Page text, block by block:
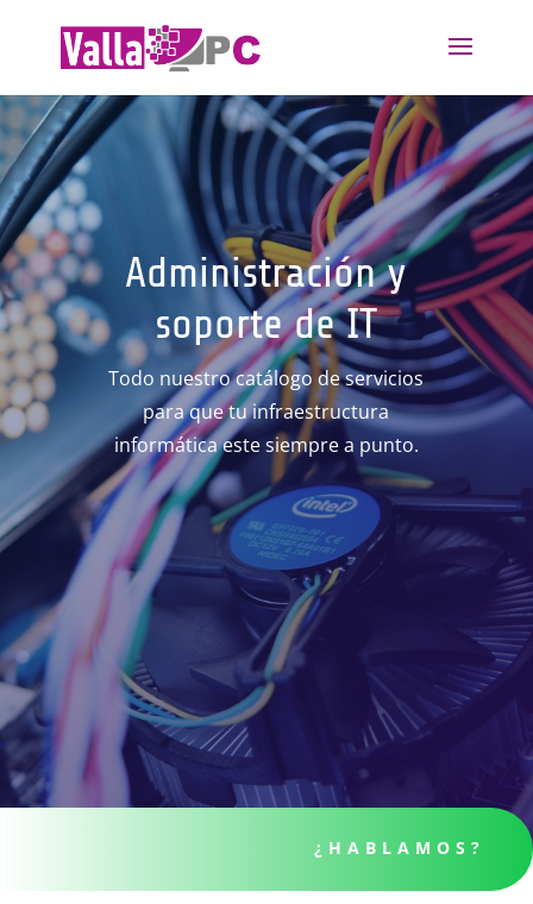
Administración y
soporte de IT
Todo nuestro catálogo de servicios
para que tu infraestructura
informática este siempre a punto.
¿HABLAMOS?